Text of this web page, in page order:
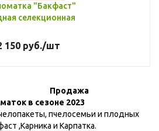
"Бакфаст"
селекционная
150руб./шт
Продажа
в сезоне 2023
пчелосемьи и плодных
,Карника и Карпатка.